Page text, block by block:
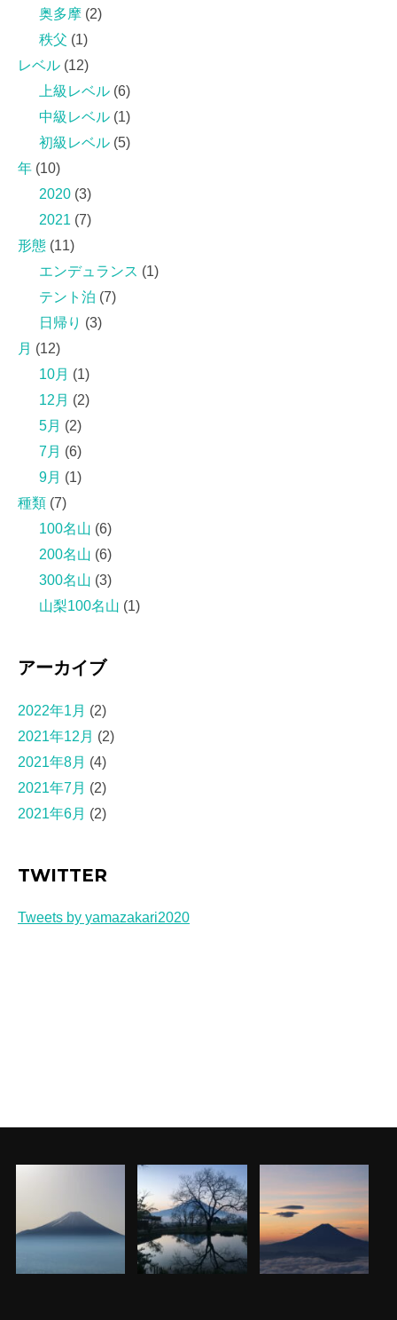
奥多摩 (2)
秩父 (1)
レベル (12)
上級レベル (6)
中級レベル (1)
初級レベル (5)
年 (10)
2020 (3)
2021 (7)
形態 (11)
エンデュランス (1)
テント泊 (7)
日帰り (3)
月 (12)
10月 (1)
12月 (2)
5月 (2)
7月 (6)
9月 (1)
種類 (7)
100名山 (6)
200名山 (6)
300名山 (3)
山梨100名山 (1)
アーカイブ
2022年1月 (2)
2021年12月 (2)
2021年8月 (4)
2021年7月 (2)
2021年6月 (2)
TWITTER
Tweets by yamazakari2020